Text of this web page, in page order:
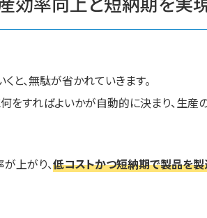
と、無駄が省かれていきます。
をすればよいかが自動的に決まり、生産
上がり、低コストかつ短納期で製品を製